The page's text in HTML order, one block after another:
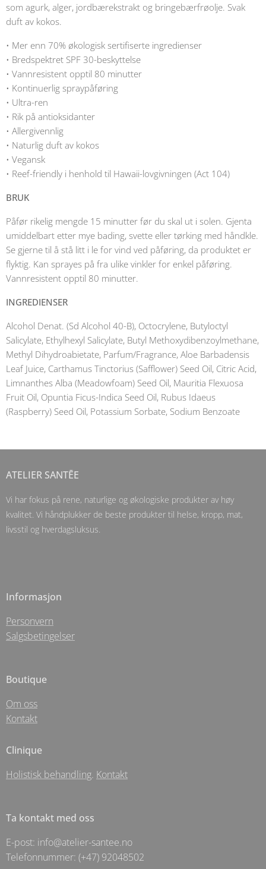
som agurk, alger, jordbærekstrakt og bringebærfrøolje. Svak
duft av kokos.
• Mer enn 70% økologisk sertifiserte ingredienser
• Bredspektret SPF 30-beskyttelse
• Vannresistent opptil 80 minutter
• Kontinuerlig spraypåføring
• Ultra-ren
• Rik på antioksidanter
• Allergivennlig
• Naturlig duft av kokos
• Vegansk
• Reef-friendly i henhold til Hawaii-lovgivningen (Act 104)
BRUK
Påfør rikelig mengde 15 minutter før du skal ut i solen. Gjenta
umiddelbart etter mye bading, svette eller tørking med håndkle.
Se gjerne til å stå litt i le for vind ved påføring, da produktet er
flyktig. Kan sprayes på fra ulike vinkler for enkel påføring.
Vannresistent opptil 80 minutter.
INGREDIENSER
Alcohol Denat. (Sd Alcohol 40-B), Octocrylene, Butyloctyl
Salicylate, Ethylhexyl Salicylate, Butyl Methoxydibenzoylmethane,
Methyl Dihydroabietate, Parfum/Fragrance, Aloe Barbadensis
Leaf Juice, Carthamus Tinctorius (Safflower) Seed Oil, Citric Acid,
Limnanthes Alba (Meadowfoam) Seed Oil, Mauritia Flexuosa
Fruit Oil, Opuntia Ficus-Indica Seed Oil, Rubus Idaeus
(Raspberry) Seed Oil, Potassium Sorbate, Sodium Benzoate
ATELIER SANTĒE
Vi har fokus på rene, naturlige og økologiske produkter av høy
kvalitet. Vi håndplukker de beste produkter til helse, kropp, mat,
livsstil og hverdagsluksus.
Informasjon
Personvern
Salgsbetingelser
Boutique
Om oss
Kontakt
Clinique
Holistisk behandling. Kontakt
Ta kontakt med oss
E-post: info@atelier-santee.no
Telefonnummer: (+47) 92048502